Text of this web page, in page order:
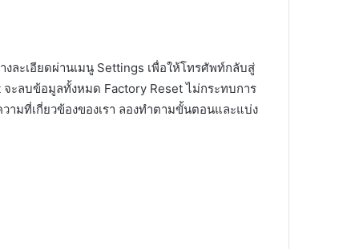
ละเอียดผ่านเมนู Settings เพื่อให้โทรศัพท์กลับสู่
ะลบข้อมูลทั้งหมด Factory Reset ไม่กระทบการ
มที่เกี่ยวข้องของเรา ลองทำตามขั้นตอนและแบ่ง